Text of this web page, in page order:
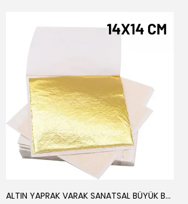
ALTIN YAPRAK VARAK SANATSAL BÜYÜK BOY FOLYO EPOKSİ REÇİNE NAİL ART 8 ADET ALTIN RENK 14X14 CM